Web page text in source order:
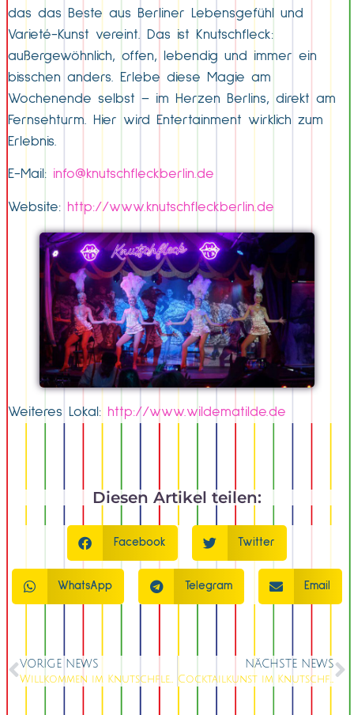
das das Beste aus Berliner Lebensgefühl und
Varieté-Kunst vereint. Das ist Knutschfleck:
außergewöhnlich, offen, lebendig und immer ein
bisschen anders. Erlebe diese Magie am
Wochenende selbst – im Herzen Berlins, direkt am
Fernsehturm. Hier wird Entertainment wirklich zum
Erlebnis.
E-Mail: info@knutschfleckberlin.de
Website: http://www.knutschfleckberlin.de
Weiteres Lokal: http://www.wildematilde.de
Diesen Artikel teilen:
Facebook Twitter
WhatsApp Telegram Email
VORIGE NEWS
Willkommen im Knutschfleck-Wunderland
NÄCHSTE NEWS
Cocktailkunst im Knutschfleckberlin